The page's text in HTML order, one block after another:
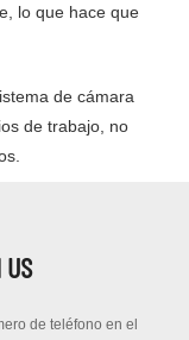
lo que hace que
de cámara
de trabajo, no
de teléfono en el